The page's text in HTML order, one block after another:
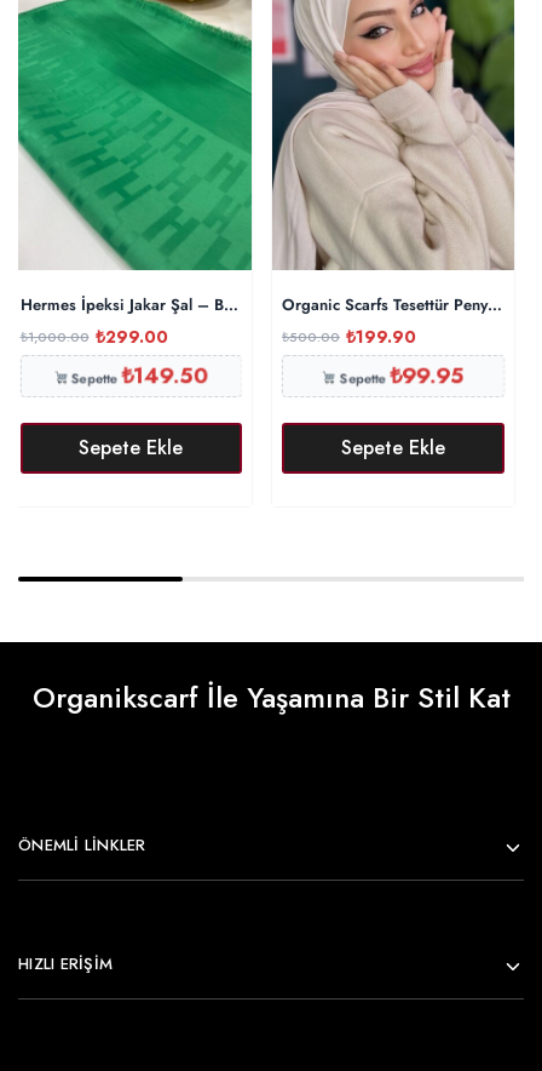
Hermes İpeksi Jakar Şal – Benetton
₺1,000.00 ₺299.00
Sepette₺149.50
Sepete Ekle
Organic Scarfs Tesettür Penye Şal
₺500.00 ₺199.90
Sepette₺99.95
Sepete Ekle
Organikscarf İle Yaşamına Bir Stil Kat
ÖNEMLI LINKLER
HIZLI ERİŞİM